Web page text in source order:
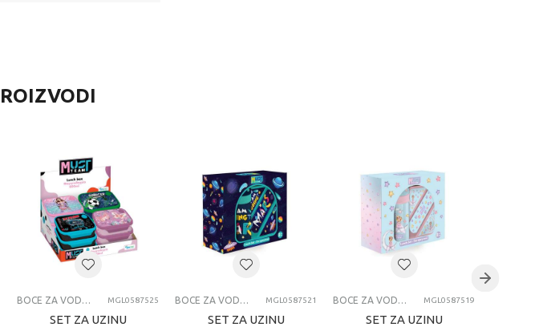
BOCE ZA VODU I KUTIJE ZA UŽINU MGL0587525
SET ZA UZINU
BOCE ZA VODU I KUTIJE ZA UŽINU MGL0587521
SET ZA UZINU
BOCE ZA VODU I KUTIJE ZA UŽINU MGL0587519
SET ZA UZINU